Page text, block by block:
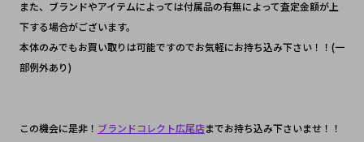
また、ブランドやアイテムによっては付属品の有無によって査定金額が上
下する場合がございます。
本体のみでもお買い取りは可能ですのでお気軽にお持ち込み下さい！！(一
部例外あり)
この機会に是非！ ブランドコレクト広尾店までお持ち込み下さいませ！！